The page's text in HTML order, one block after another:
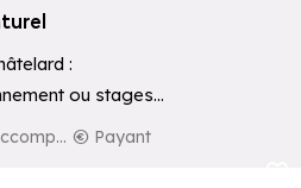
:
ou stages
La Rosière
Payant